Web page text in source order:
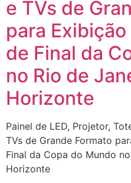
e TVs de
para
de Final da
no Rio de
Horizonte
Painel de LED, Projetor,
TVs de Grande Formato
Final da Copa do Mundo
Horizonte